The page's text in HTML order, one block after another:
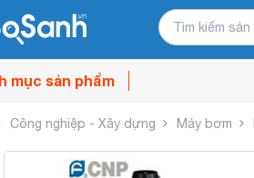
mục sản phẩm
Công nghiệp - Xây dựng Máy bơm